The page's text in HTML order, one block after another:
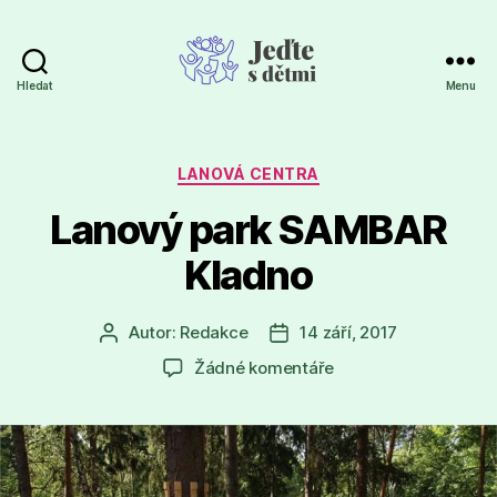
Hledat Menu
Rubriky
LANOVÁ CENTRA
Lanový park SAMBAR
Kladno
Autor
příspěvku
Autor: Redakce
Datum
příspěvku
14 září, 2017
Žádné komentářeu
názvem
Lanový
park